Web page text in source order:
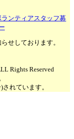
ランティアスタッフ募
せしております。
Rights Reserved
れています。